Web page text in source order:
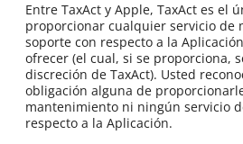
Entre TaxAct y Apple, TaxAct es el
proporcionar cualquier servicio de
soporte con respecto a la
ofrecer (el cual, si se proporciona,
discreción de TaxAct). Usted
obligación alguna de
mantenimiento ni ningún servicio
respecto a la Aplicación.